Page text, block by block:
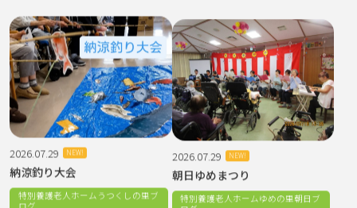
納涼釣り大会
2026.07.29 NEW!
特別養護老人ホームうつくしの里ブ
ログ
朝日ゆめまつり
特別養護老人ホームゆめの里朝日ブ
ログ